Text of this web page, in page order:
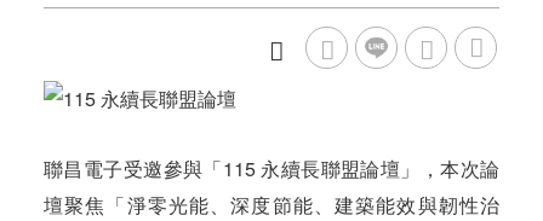
聯昌電子受邀參與「115 永續長聯盟論壇」，本次論
壇聚焦「淨零光能、深度節能、建築能效與韌性治